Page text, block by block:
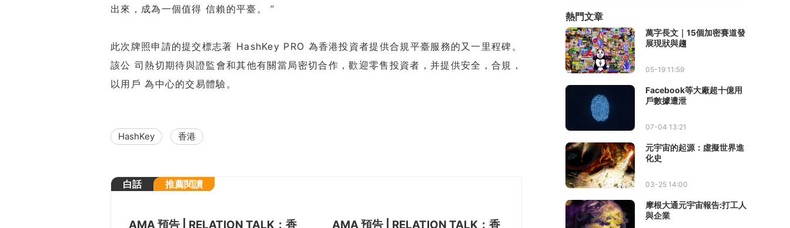
出來，成為一個值得 信賴的平臺。 ”
此次牌照申請的提交標志著 HashKey PRO 為香港投資者提供合規平臺服務的又一里程碑。
該公 司熱切期待與證監會和其他有關當局密切合作，歡迎零售投資者，并提供安全，合規，
以用戶 為中心的交易體驗。
HashKey 香港
白話 推薦閱讀
AMA 預告 | RELATION TALK：香
AMA 預告 | RELATION TALK：香
熱門文章
萬字長文｜15個加密賽道發
展現狀與趨
05-19 11:59
Facebook等大廠超十億用
戶數據遭泄
07-04 13:21
元宇宙的起源：虛擬世界進
化史
03-25 14:00
摩根大通元宇宙報告:打工人
與企業